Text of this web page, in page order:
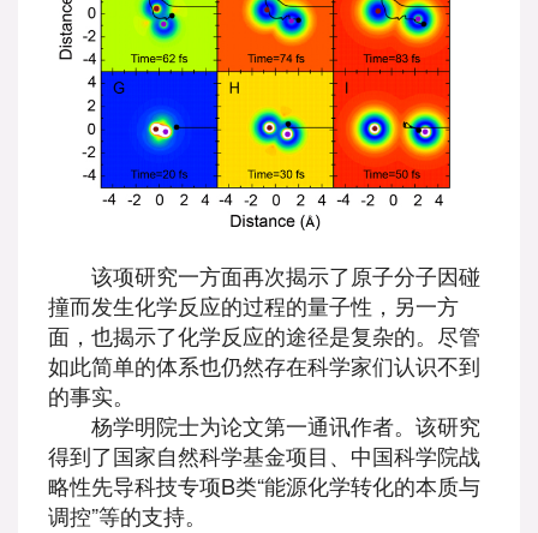
该项研究一方面再次揭示了原子分子因碰
撞而发生化学反应的过程的量子性，另一方
面，也揭示了化学反应的途径是复杂的。尽管
如此简单的体系也仍然存在科学家们认识不到
的事实。
杨学明院士为论文第一通讯作者。该研究
得到了国家自然科学基金项目、中国科学院战
略性先导科技专项B类“能源化学转化的本质与
调控”等的支持。